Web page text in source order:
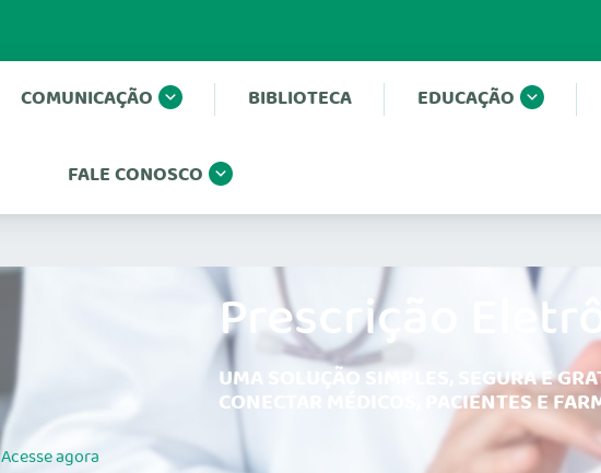
COMUNICAÇÃO BIBLIOTECA EDUCAÇÃO
FALE CONOSCO
Acesseagora
Prescrição
UMA SOLUÇÃO SIMPLES, SEGURA E
CONECTAR MÉDICOS, PACIENTES E